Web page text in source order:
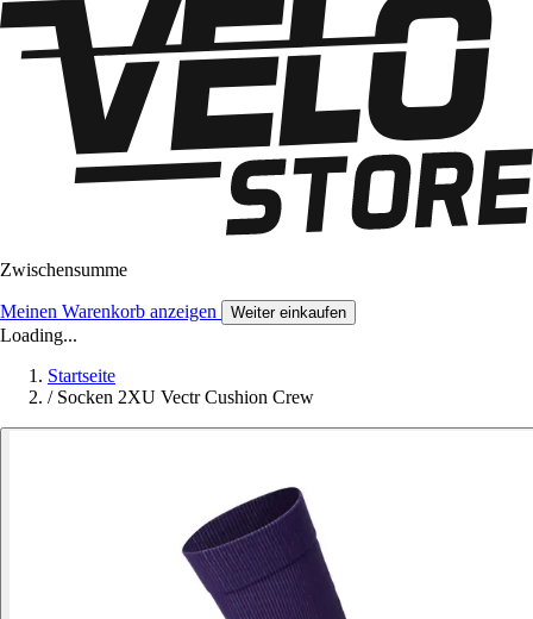
Zwischensumme
Meinen Warenkorb anzeigen Weiter einkaufen
Loading...
Startseite
/ Socken 2XU Vectr Cushion Crew